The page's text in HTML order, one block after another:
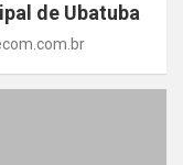
de Ubatuba